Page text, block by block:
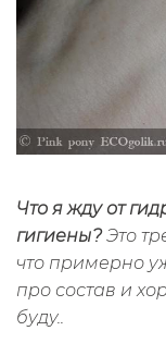
Что я жду от
гигиены?Это
что примерно
про состав и
буду..